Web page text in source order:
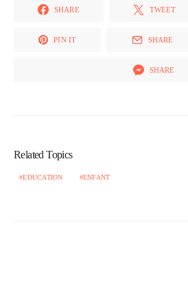
SHARE TWEET
PIN IT SHARE
SHARE
Related Topics
EDUCATION ENFANT